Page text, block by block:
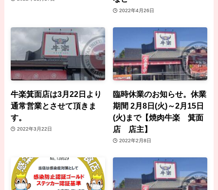
2022年4月26日
牛楽箕面店は3月22日より
通常営業とさせて頂きま
す。
2022年3月22日
臨時休業のお知らせ。休業
期間 2月8日(火)～2月15日
(火)まで【焼肉牛楽 箕面
店 店主】
2022年2月8日